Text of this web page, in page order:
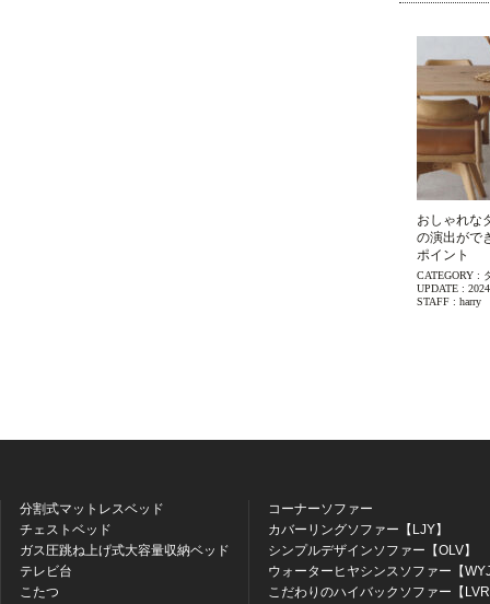
おしゃれな
の演出がで
ポイント
CATEGORY :
UPDATE :
STAFF : harry
分割式マットレスベッド
チェストベッド
ガス圧跳ね上げ式大容量収納ベッド
テレビ台
こたつ
コーナーソファー
カバーリングソファー【LJY】
シンプルデザインソファー【OLV】
ウォーターヒヤシンスソファー【
こだわりのハイバックソファー【